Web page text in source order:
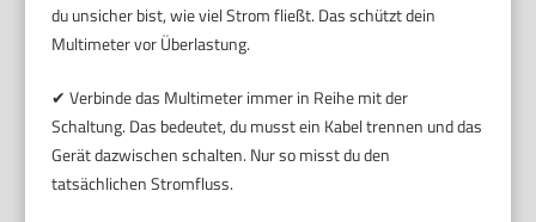
du unsicher bist, wie viel Strom fließt. Das schützt dein
Multimeter vor Überlastung.
✔ Verbinde das Multimeter immer in Reihe mit der
Schaltung. Das bedeutet, du musst ein Kabel trennen und das
Gerät dazwischen schalten. Nur so misst du den
tatsächlichen Stromfluss.